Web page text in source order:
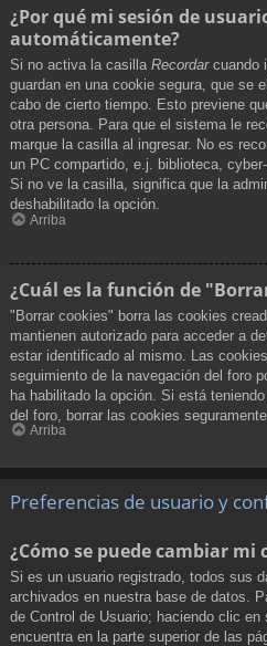
¿Por qué mi sesión de
automáticamente?
Si no activa la casilla Recordarcuando
guardan en una cookie segura, que se
cabo de cierto tiempo. Esto previene
otra persona. Para que el sistema le
marque la casilla al ingresar. No es
un PC compartido, e.j. biblioteca,
Si no ve la casilla, significa que la
deshabilitado la opción.
Arriba
¿Cuál es la función de
"Borrar cookies" borra las cookies
mantienen autorizado para acceder a
estar identificado al mismo. Las
seguimiento de la navegación del foro
ha habilitado la opción. Si está
del foro, borrar las cookies seguramente
Arriba
Preferencias de usuario y
¿Cómo se puede cambiar mi
Si es un usuario registrado, todos sus
archivados en nuestra base de datos.
de Control de Usuario; haciendo clic
encuentra en la parte superior de las